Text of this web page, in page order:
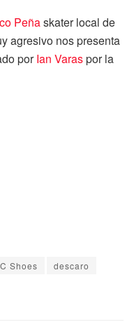
Peñaskater local de
agresivo nos presenta
porIan Varaspor la
Shoes
descaro